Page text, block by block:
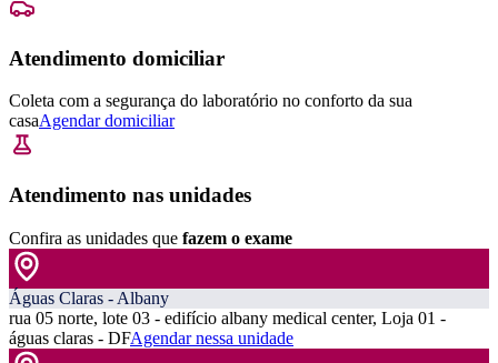
Atendimento domiciliar
Coleta com a segurança do laboratório no conforto da sua
casaAgendar domiciliar
Atendimento nas unidades
Confira as unidades que fazem o exame
Águas Claras - Albany
rua 05 norte, lote 03 - edifício albany medical center, Loja 01 -
águas claras - DFAgendar nessa unidade